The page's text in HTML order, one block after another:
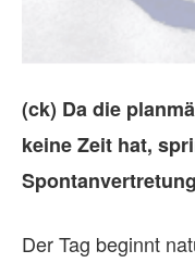
(ck) Da die
keine Zeit hat,
Der Tag beginnt